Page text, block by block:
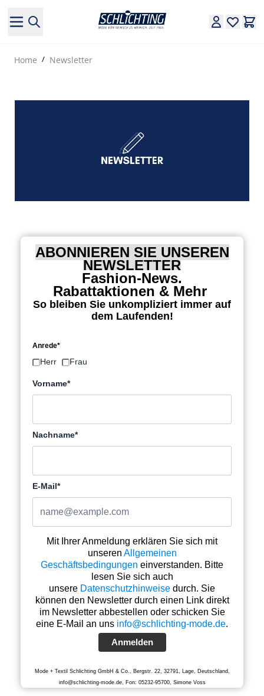
Home / Newsletter
ABONNIEREN SIE UNSEREN
NEWSLETTER
Fashion-News,
Rabattaktionen & Mehr
So bleiben Sie unkompliziert immer auf
dem Laufenden!
Anrede*
Herr Frau
Vorname*
Nachname*
E-Mail*
Mit Ihrer Anmeldung erklären Sie sich mit
unseren Allgemeinen
Geschäftsbedingungen einverstanden. Bitte
lesen Sie sich auch
unsere Datenschutzhinweise durch. Sie
können den Newsletter durch einen Link direkt
im Newsletter abbestellen oder schicken Sie
eine E-Mail an uns info@schlichting-mode.de.
Anmelden
Mode + Textil Schlichting GmbH & Co., Bergstr. 22, 32791, Lage, Deutschland,
info@schlichting-mode.de, Fon: 05232-95700, Simone Voss